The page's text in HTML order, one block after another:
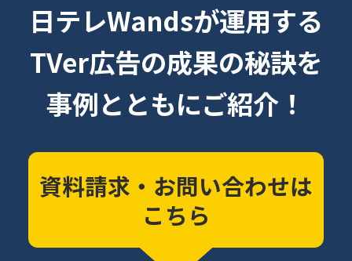
日テレWandsが運用する
TVer広告の成果の秘訣を
事例とともにご紹介！
資料請求・お問い合わせは
こちら